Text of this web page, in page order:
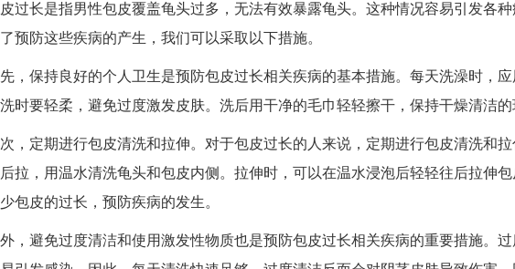
长是指男性包皮覆盖龟头过多，无法有效暴露龟头。这种情况容易引发各种
预防这些疾病的产生，我们可以采取以下措施。
保持良好的个人卫生是预防包皮过长相关疾病的基本措施。每天洗澡时，应
时要轻柔，避免过度激发皮肤。洗后用干净的毛巾轻轻擦干，保持干燥清洁的
定期进行包皮清洗和拉伸。对于包皮过长的人来说，定期进行包皮清洗和拉
拉，用温水清洗龟头和包皮内侧。拉伸时，可以在温水浸泡后轻轻往后拉伸
包皮的过长，预防疾病的发生。
避免过度清洁和使用激发性物质也是预防包皮过长相关疾病的重要措施。过